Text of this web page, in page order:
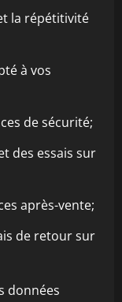
la répétitivité
à vos
de sécurité;
des essais sur
après-vente;
de retour sur
données